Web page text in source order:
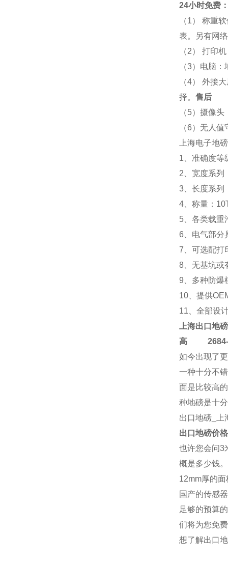
24小时免费
（1） 称重
表。另有网
（2） 打印
（3）电脑
（4） 外接
择。 售后
（5）摄像
（6）无人
上海电子地
1、准确度等
2、宽度系列
3、长度系列
4、称量：
5、各类载重
6、电气部分
7、可选配打
8、无基坑或
9、多种防爆
10、提供
11、全部设
上海出口地磅
高2684-
如今出现了
一种十分不
面是比较高
种地磅是十
出口地磅_上
出口地磅价
也许您会问3
概是多少钱
12mm厚的
国产的传感
足够的预算
们将为您免
想了解出口